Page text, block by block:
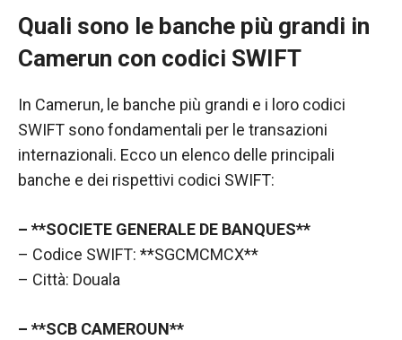
Quali sono le banche più grandi in
Camerun con codici SWIFT
In Camerun, le banche più grandi e i loro codici
SWIFT sono fondamentali per le transazioni
internazionali. Ecco un elenco delle principali
banche e dei rispettivi codici SWIFT:
– **SOCIETE GENERALE DE BANQUES**
– Codice SWIFT: **SGCMCMCX**
– Città: Douala
– **SCB CAMEROUN**
base a
come viene
utilizzato il
Experience
Affinché il
nostro sito
durante la tua
visita. Se rifiuti
questi cookie,
scompariranno